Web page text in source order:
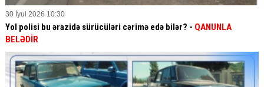
30 İyul 2026 10:30
Yol polisi bu ərazidə sürücüləri cərimə edə bilər? - QANUNLA
BELƏDİR